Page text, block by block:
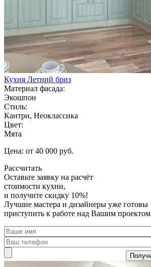
Кухня Летний бриз
Материал фасада:
Экошпон
Стиль:
Кантри, Неоклассика
Цвет:
Мята
Цена: от 40 000 руб.
Рассчитать
Оставьте заявку на расчёт
стоимости кухни,
и получите скидку 10%!
Лучшие мастера и дизайнеры уже готовы
приступить к работе над Вашим проектом